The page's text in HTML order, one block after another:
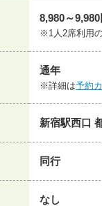
8,980～9,980
※1人2席利用
通年
※詳細は予約
新宿駅西口
同行
なし